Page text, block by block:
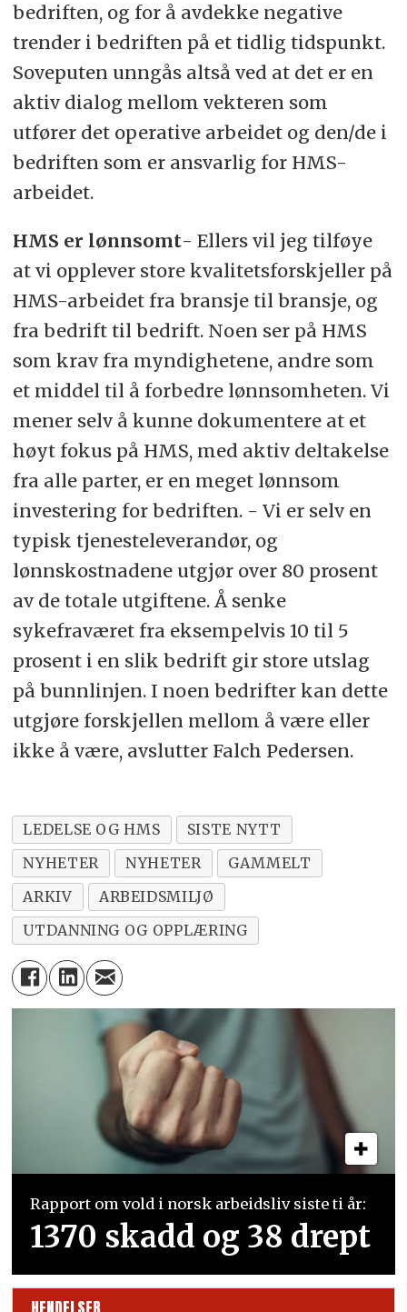
bedriften, og for å avdekke negative
trender i bedriften på et tidlig tidspunkt.
Soveputen unngås altså ved at det er en
aktiv dialog mellom vekteren som
utfører det operative arbeidet og den/de i
bedriften som er ansvarlig for HMS-
arbeidet.
HMS er lønnsomt- Ellers vil jeg tilføye
at vi opplever store kvalitetsforskjeller på
HMS-arbeidet fra bransje til bransje, og
fra bedrift til bedrift. Noen ser på HMS
som krav fra myndighetene, andre som
et middel til å forbedre lønnsomheten. Vi
mener selv å kunne dokumentere at et
høyt fokus på HMS, med aktiv deltakelse
fra alle parter, er en meget lønnsom
investering for bedriften. - Vi er selv en
typisk tjenesteleverandør, og
lønnskostnadene utgjør over 80 prosent
av de totale utgiftene. Å senke
sykefraværet fra eksempelvis 10 til 5
prosent i en slik bedrift gir store utslag
på bunnlinjen. I noen bedrifter kan dette
utgjøre forskjellen mellom å være eller
ikke å være, avslutter Falch Pedersen.
LEDELSE OG HMS
SISTE NYTT
NYHETER
NYHETER
GAMMELT
ARKIV
ARBEIDSMILJØ
UTDANNING OG OPPLÆRING
Rapport om vold i norsk arbeidsliv siste ti år:
1370 skadd og 38 drept